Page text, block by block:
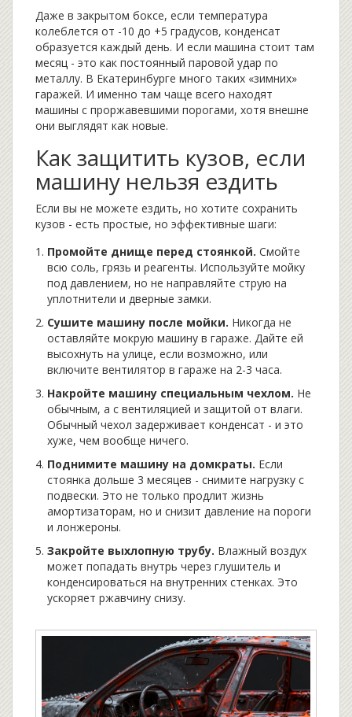
Даже в закрытом боксе, если температура
колеблется от -10 до +5 градусов, конденсат
образуется каждый день. И если машина стоит там
месяц - это как постоянный паровой удар по
металлу. В Екатеринбурге много таких «зимних»
гаражей. И именно там чаще всего находят
машины с проржавевшими порогами, хотя внешне
они выглядят как новые.
Как защитить кузов, если
машину нельзя ездить
Если вы не можете ездить, но хотите сохранить
кузов - есть простые, но эффективные шаги:
Промойте днище перед стоянкой. Смойте
всю соль, грязь и реагенты. Используйте мойку
под давлением, но не направляйте струю на
уплотнители и дверные замки.
Сушите машину после мойки. Никогда не
оставляйте мокрую машину в гараже. Дайте ей
высохнуть на улице, если возможно, или
включите вентилятор в гараже на 2-3 часа.
Накройте машину специальным чехлом. Не
обычным, а с вентиляцией и защитой от влаги.
Обычный чехол задерживает конденсат - и это
хуже, чем вообще ничего.
Поднимите машину на домкраты. Если
стоянка дольше 3 месяцев - снимите нагрузку с
подвески. Это не только продлит жизнь
амортизаторам, но и снизит давление на пороги
и лонжероны.
Закройте выхлопную трубу. Влажный воздух
может попадать внутрь через глушитель и
конденсироваться на внутренних стенках. Это
ускоряет ржавчину снизу.